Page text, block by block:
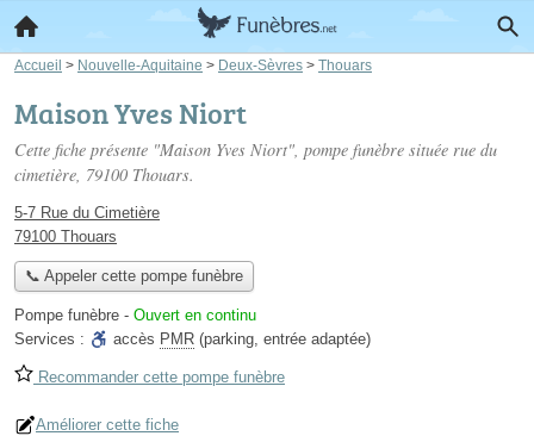
Accueil > Nouvelle-Aquitaine > Deux-Sèvres > Thouars
Maison Yves Niort
Cette fiche présente "Maison Yves Niort", pompe funèbre située rue du
cimetière, 79100 Thouars.
5-7 Rue du Cimetière
79100 Thouars
📞 Appeler cette pompe funèbre
Pompe funèbre - Ouvert en continu
Services :
accès PMR (parking, entrée adaptée)
Recommander cette pompe funèbre
Améliorer cette fiche